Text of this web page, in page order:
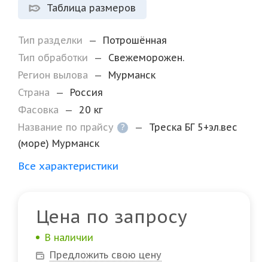
Таблица размеров
Тип разделки —
Потрошённая
Тип обработки
—
Свежеморожен.
Регион вылова
—
Мурманск
Страна
—
Россия
Фасовка
— 20 кг
Название по прайсу
? —
Треска БГ 5+эл.вес
(море) Мурманск
Все характеристики
Цена по запросу
В наличии
Предложить свою цену